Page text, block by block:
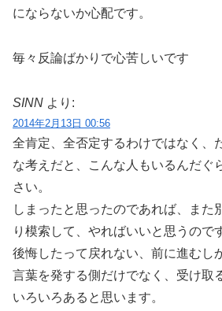
にならないか心配です。
毎々反論ばかりで心苦しいです
SINN より:
2014年2月13日 00:56
全肯定、全否定するわけではなく、
な考えだと、こんな人もいるんだぐ
さい。
しまったと思ったのであれば、また
り模索して、やればいいと思うので
後悔したって戻れない、前に進むし
言葉を発する側だけでなく、受け取
いろいろあると思います。